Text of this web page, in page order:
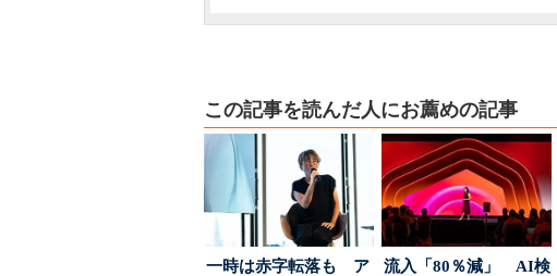
この記事を読んだ人にお薦めの記事
一時は赤字転落も ア
流入「80％減」 AI検